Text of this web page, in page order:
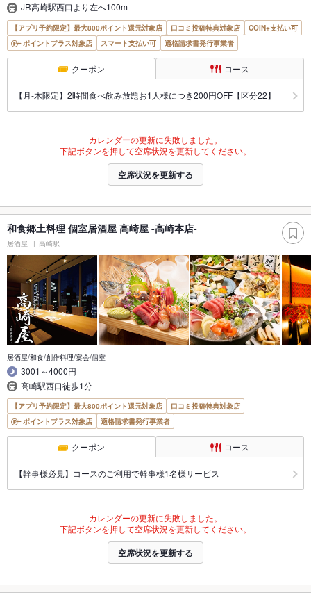
JR高崎駅西口より左へ100m
【アプリ予約限定】最大800ポイント還元対象店 口コミ投稿特典対象店
COIN+支払い可
ポイントプラス対象店
スマート支払い可 適格請求書発行事業者
クーポン コース
【月‐木限定】2時間食べ飲み放題お1人様につき200円OFF【区分22】
カレンダーの更新に失敗しました。
下記ボタンを押して空席状況を更新してください。
空席状況を更新する
和食郷土料理 個室居酒屋 高崎屋 -高崎本店-
居酒屋 高崎駅
居酒屋/和食/創作料理/宴会/個室
3001～4000円
高崎駅西口徒歩1分
【アプリ予約限定】最大800ポイント還元対象店
口コミ投稿特典対象店
ポイントプラス対象店
適格請求書発行事業者
クーポン コース
【幹事様必見】コースのご利用で幹事様1名様サービス
カレンダーの更新に失敗しました。
下記ボタンを押して空席状況を更新してください。
空席状況を更新する